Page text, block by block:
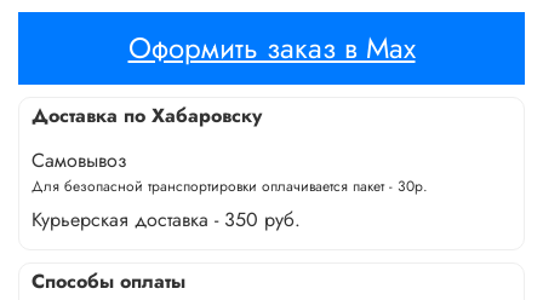
Оформить заказ в Max
Доставка по Хабаровску
Самовывоз
Для безопасной транспортировки оплачивается пакет - 30р.
Курьерская доставка - 350 руб.
Способы оплаты